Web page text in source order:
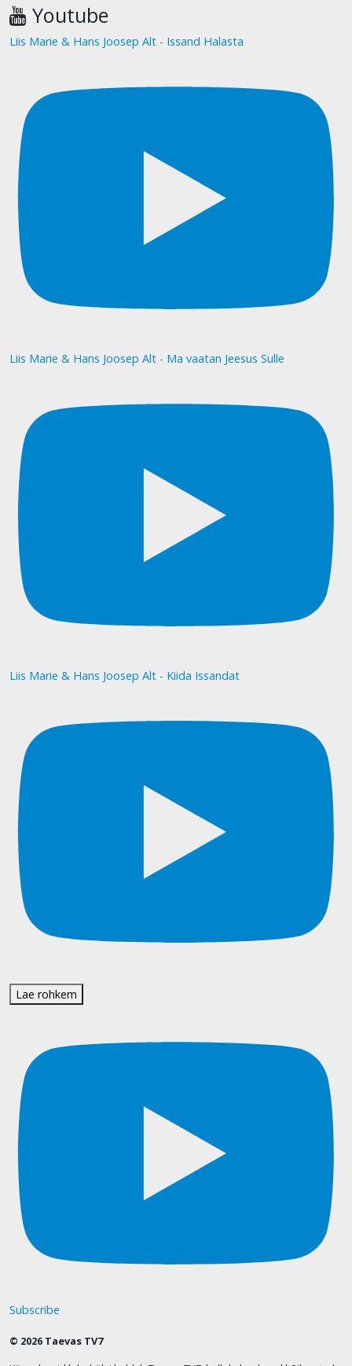
Youtube
Liis Marie & Hans Joosep Alt - Issand Halasta
Liis Marie & Hans Joosep Alt - Ma vaatan Jeesus Sulle
Liis Marie & Hans Joosep Alt - Kiida Issandat
Lae rohkem
Subscribe
© 2026 Taevas TV7